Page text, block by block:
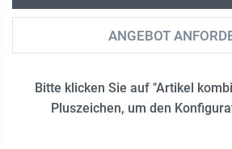
ANGEBOT
Bitte klicken Sie auf "Artikel
Pluszeichen, um den